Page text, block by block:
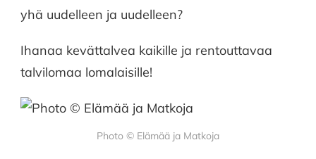
yhä uudelleen ja uudelleen?
Ihanaa kevättalvea kaikille ja rentouttavaa
talvilomaa lomalaisille!
Photo © Elämää ja Matkoja